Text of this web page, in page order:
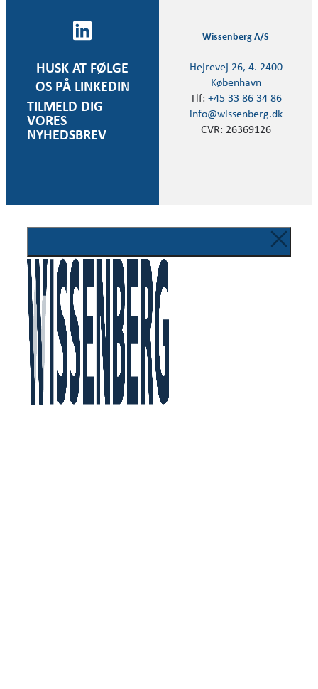
HUSK AT FØLGE
OS PÅ LINKEDIN
TILMELD DIG
VORES
NYHEDSBREV
Wissenberg A/S
Hejrevej 26, 4. 2400
København
Tlf: +45 33 86 34 86
info@wissenberg.dk
CVR: 26369126